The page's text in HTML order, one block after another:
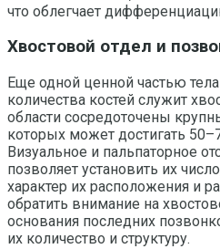
что облегчает
Хвостовой отдел и
Еще одной ценной частью
количества костей служит
области сосредоточены
которых может достигать
Визуальное и пальпаторное
позволяет установить их
характер их расположения и
обратить внимание на
основания последних
их количество и структуру.